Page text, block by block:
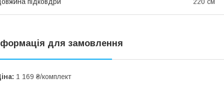
для замовлення
1 169 ₴/комплект